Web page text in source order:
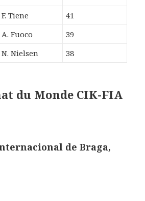
F. Tiene
41
A. Fuoco
39
N. Nielsen 38
du Monde CIK-FIA
de Braga,